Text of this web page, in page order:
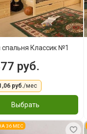
спальня Классик №1
руб.
руб./мес
Выбрать
36 МЕС